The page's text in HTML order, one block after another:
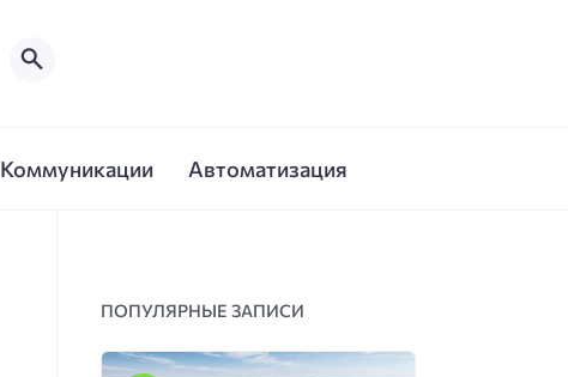
Коммуникации Автоматизация
ПОПУЛЯРНЫЕ ЗАПИСИ